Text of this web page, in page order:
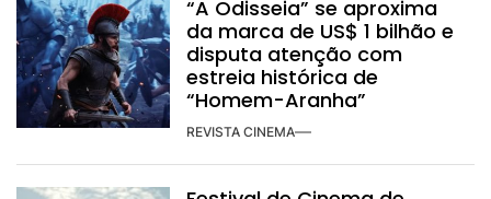
“A Odisseia” se aproxima
da marca de US$ 1 bilhão e
disputa atenção com
estreia histórica de
“Homem-Aranha”
REVISTA CINEMA